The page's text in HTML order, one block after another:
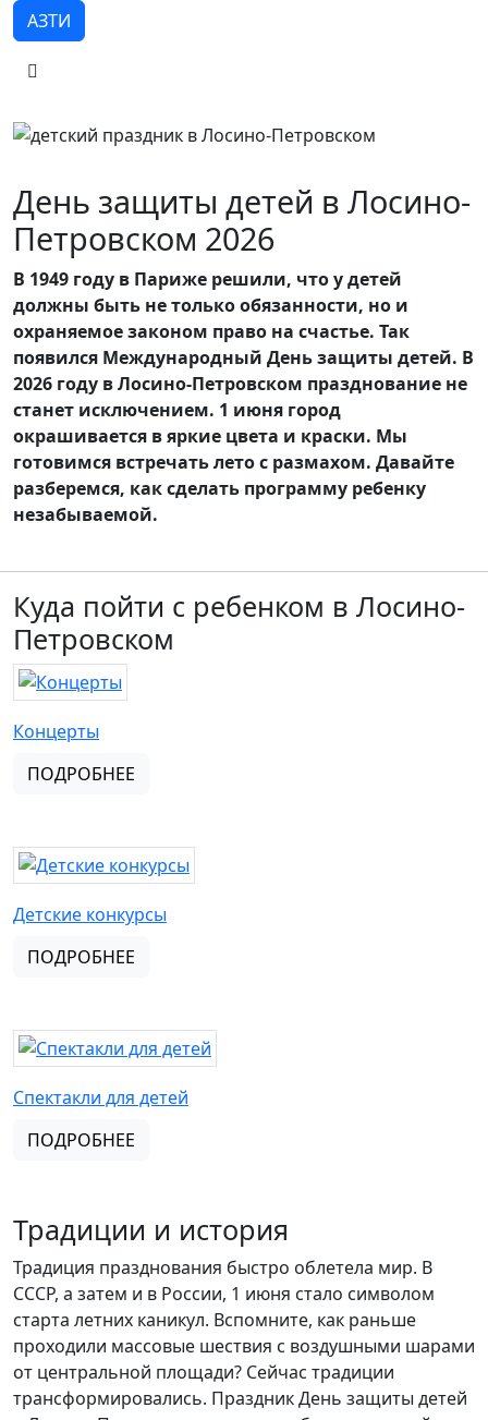
АЗТИ
День защиты детей в Лосино-
Петровском 2026
В 1949 году в Париже решили, что у детей
должны быть не только обязанности, но и
охраняемое законом право на счастье. Так
появился Международный День защиты детей. В
2026 году в Лосино-Петровском празднование не
станет исключением. 1 июня город
окрашивается в яркие цвета и краски. Мы
готовимся встречать лето с размахом. Давайте
разберемся, как сделать программу ребенку
незабываемой.
Куда пойти с ребенком в Лосино-
Петровском
Концерты
ПОДРОБНЕЕ
Детские конкурсы
ПОДРОБНЕЕ
Спектакли для детей
ПОДРОБНЕЕ
Традиции и история
Традиция празднования быстро облетела мир. В
СССР, а затем и в России, 1 июня стало символом
старта летних каникул. Вспомните, как раньше
проходили массовые шествия с воздушными шарами
от центральной площади? Сейчас традиции
трансформировались. Праздник День защиты детей